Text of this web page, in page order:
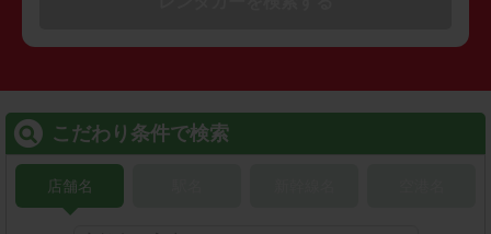
こだわり条件で検索
店舗名